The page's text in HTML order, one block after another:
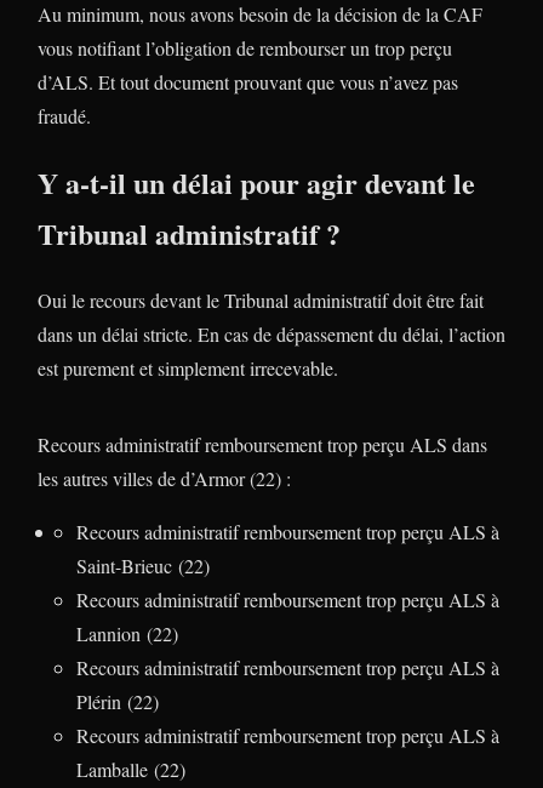
Au minimum, nous avons besoin de la décision de la CAF
vous notifiant l’obligation de rembourser un trop perçu
d’ALS. Et tout document prouvant que vous n’avez pas
fraudé.
Y a-t-il un délai pour agir devant le
Tribunal administratif ?
Oui le recours devant le Tribunal administratif doit être fait
dans un délai stricte. En cas de dépassement du délai, l’action
est purement et simplement irrecevable.
Recours administratif remboursement trop perçu ALS dans
les autres villes de d’Armor (22) :
Recours administratif remboursement trop perçu ALS à
Saint-Brieuc (22)
Recours administratif remboursement trop perçu ALS à
Lannion (22)
Recours administratif remboursement trop perçu ALS à
Plérin (22)
Recours administratif remboursement trop perçu ALS à
Lamballe (22)